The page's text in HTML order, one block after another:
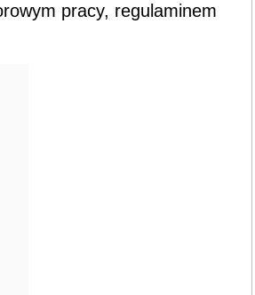
pracy, regulaminem